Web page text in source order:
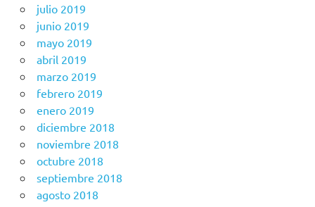
julio 2019
junio 2019
mayo 2019
abril 2019
marzo 2019
febrero 2019
enero 2019
diciembre 2018
noviembre 2018
octubre 2018
septiembre 2018
agosto 2018